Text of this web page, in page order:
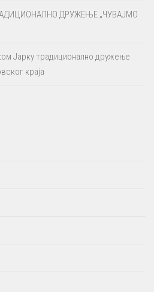
ДРУЖЕЊЕ „ЧУВАЈМО
Јарку традиционално дружење
краја